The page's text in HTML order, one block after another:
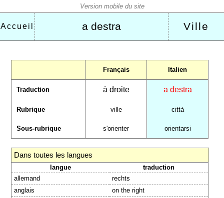
Accueil a destra Ville
Français Italien
Traduction à droite a destra
Rubrique ville città
Sous-rubrique s'orienter orientarsi
Dans toutes les langues
langue
traduction
allemand
rechts
anglais
on the right